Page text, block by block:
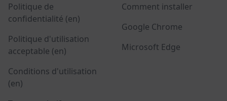
Politique de
confidentialité (en)
Politique d'utilisation
acceptable (en)
Conditions d'utilisation
(en)
Comment installer
Google Chrome
Microsoft Edge